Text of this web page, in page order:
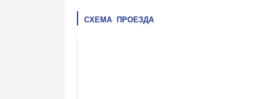
СХЕМА ПРОЕЗДА